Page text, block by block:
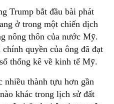
Trump bắt đầu bài phát
ở trong một chiến dịch
nông thôn của nước Mỹ.
quyền của ông đã đạt
thống kê về kinh tế Mỹ.
nhiều thành tựu hơn gần
khác trong lịch sử đất